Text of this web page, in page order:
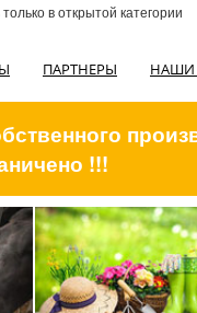
только в открытой категории
ПАРТНЕРЫ НАШИ
!!!